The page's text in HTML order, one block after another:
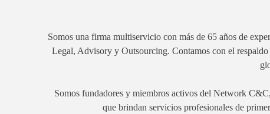
Somos una firma multiservicio con más de 65 años de
Legal, Advisory y Outsourcing. Contamos con el
Somos fundadores y miembros activos del Network
que brindan servicios profesionales de